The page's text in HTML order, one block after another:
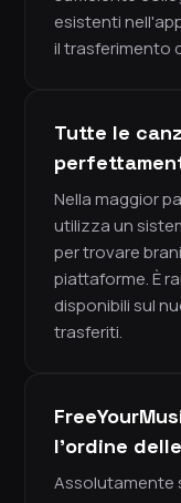
esistenti
il trasferimento
Tutte le
Nella maggior
utilizza un
per trovare
piattaforme. È
disponibili sul
trasferiti.
l'ordine
Assolutamente